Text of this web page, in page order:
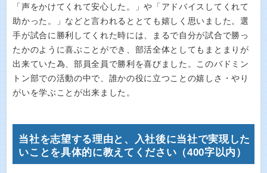
「声をかけてくれて安心した。」や「アドバイスしてくれて
助かった。」などと言われるととても嬉しく思いました。選
手が試合に勝利してくれた時には、まるで自分が試合で勝っ
たかのように喜ぶことができ、部活全体としてもまとまりが
出来ていた為、部員全員で勝利を喜びました。このバドミン
トン部での活動の中で、誰かの役に立つことの嬉しさ・やり
がいを学ぶことが出来ました。
当社を志望する理由と、入社後に当社で実現した
いことを具体的に教えてください（400字以内）